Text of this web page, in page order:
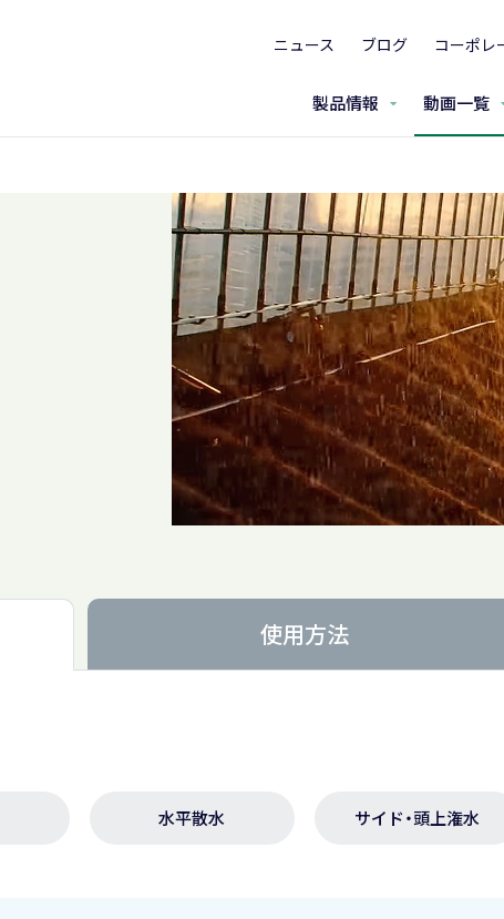
製品情報 動画一覧
ニュース ブログ コーポレ
使用方法
水平散水 サイド・頭上潅水